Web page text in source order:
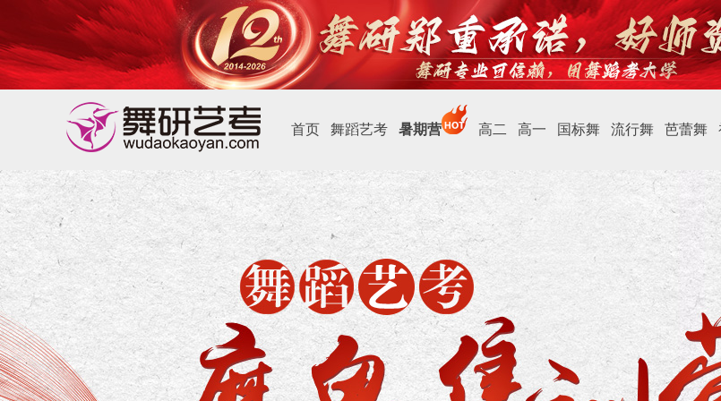
首页 舞蹈艺考 暑期营 高二 高一 国标舞 流行舞 芭蕾舞